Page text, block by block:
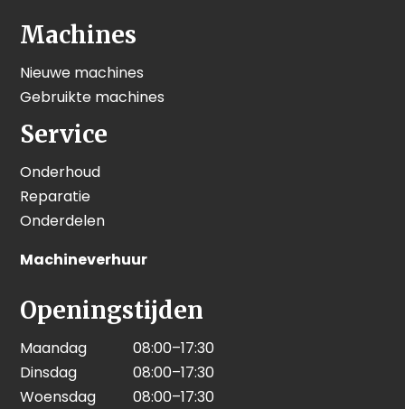
Machines
Nieuwe machines
Gebruikte machines
Service
Onderhoud
Reparatie
Onderdelen
Machineverhuur
Openingstijden
Maandag
08:00–17:30
Dinsdag
08:00–17:30
Woensdag
08:00–17:30